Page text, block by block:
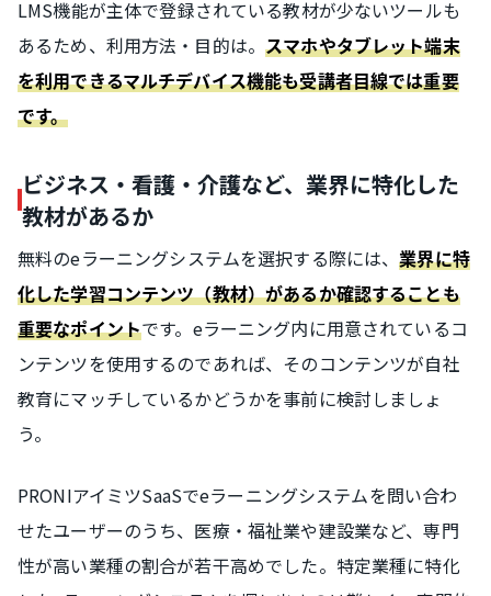
LMS機能が主体で登録されている教材が少ないツールも
あるため、利用方法・目的は。スマホやタブレット端末
を利用できるマルチデバイス機能も受講者目線では重要
です。
ビジネス・看護・介護など、業界に特化した
教材があるか
無料のeラーニングシステムを選択する際には、業界に特
化した学習コンテンツ（教材）があるか確認することも
重要なポイントです。eラーニング内に用意されているコ
ンテンツを使用するのであれば、そのコンテンツが自社
教育にマッチしているかどうかを事前に検討しましょ
う。
PRONIアイミツSaaSでeラーニングシステムを問い合わ
せたユーザーのうち、医療・福祉業や建設業など、専門
性が高い業種の割合が若干高めでした。特定業種に特化